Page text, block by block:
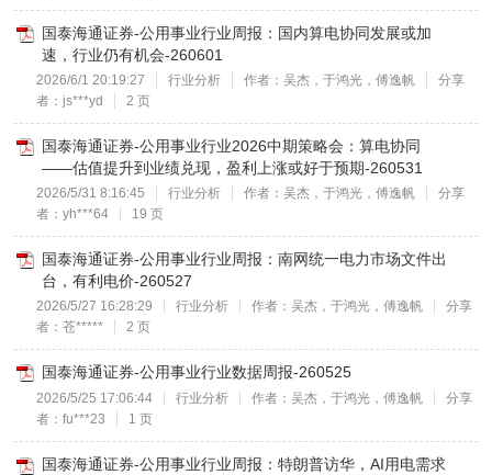
国泰海通证券-公用事业行业周报：国内算电协同发展或加
速，行业仍有机会-260601
2026/6/1 20:19:27 行业分析 作者：吴杰，于鸿光，傅逸帆
分享
者：js***yd
2 页
国泰海通证券-公用事业行业2026中期策略会：算电协同
——估值提升到业绩兑现，盈利上涨或好于预期-260531
2026/5/31 8:16:45 行业分析 作者：吴杰，于鸿光，傅逸帆
分享
者：yh***64
19 页
国泰海通证券-公用事业行业周报：南网统一电力市场文件出
台，有利电价-260527
2026/5/27 16:28:29 行业分析 作者：吴杰，于鸿光，傅逸帆
分享
者：苍*****
2 页
国泰海通证券-公用事业行业数据周报-260525
2026/5/25 17:06:44 行业分析 作者：吴杰，于鸿光，傅逸帆
分享
者：fu***23
1 页
国泰海通证券-公用事业行业周报：特朗普访华，AI用电需求